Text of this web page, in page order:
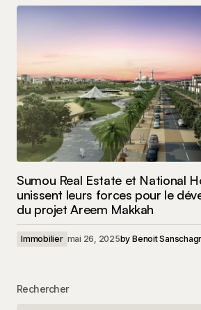
Sumou Real Estate et National
unissent leurs forces pour le
du projet Areem Makkah
Immobilier mai 26, 2025by Benoit
Rechercher